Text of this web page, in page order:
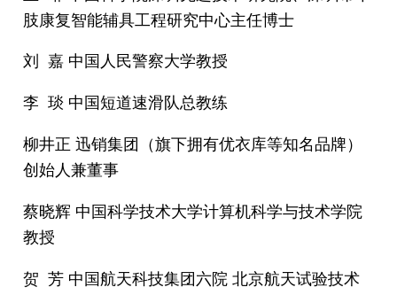
肢康复智能辅具工程研究中心主任博士
刘 嘉 中国人民警察大学教授
李 琰 中国短道速滑队总教练
柳井正 迅销集团（旗下拥有优衣库等知名品牌）
创始人兼董事
蔡晓辉 中国科学技术大学计算机科学与技术学院
教授
贺 芳 中国航天科技集团六院 北京航天试验技术